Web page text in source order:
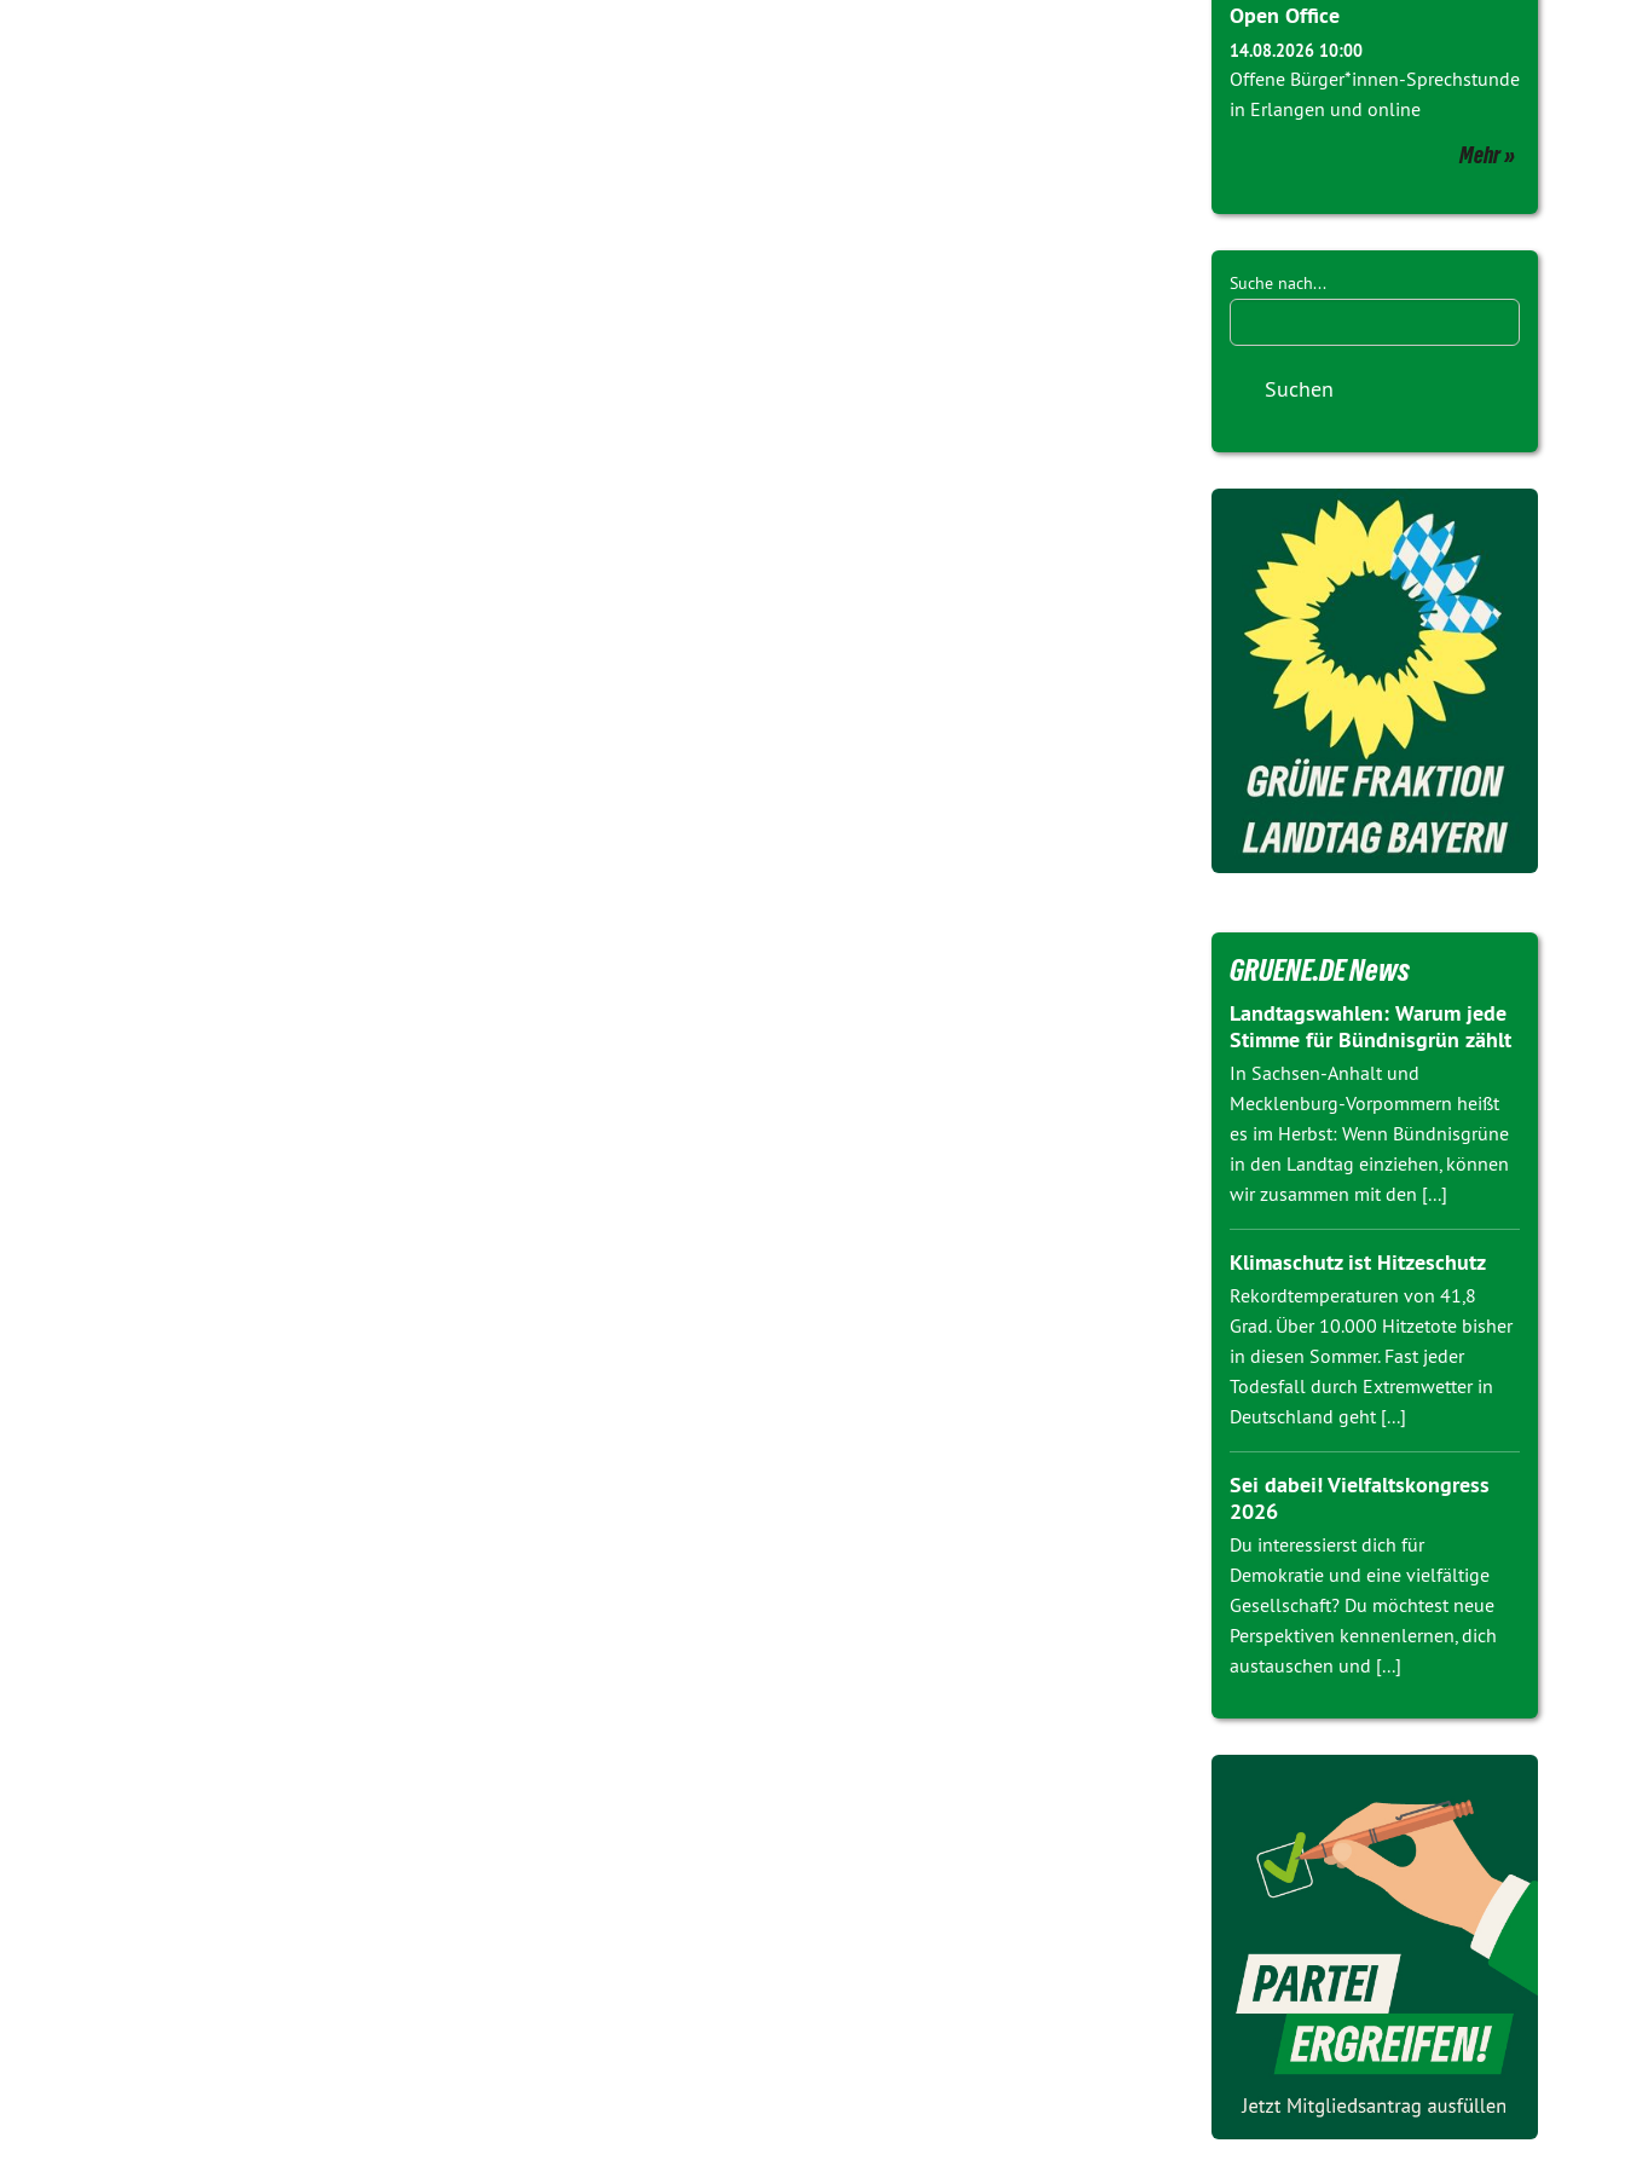
Open Office
14.08.2026 10:00
Offene Bürger*innen-Sprechstunde
in Erlangen und online
Mehr
Suche nach...
GRUENE.DE News
Landtagswahlen: Warum jede
Stimme für Bündnisgrün zählt
In Sachsen-Anhalt und
Mecklenburg-Vorpommern heißt
es im Herbst: Wenn Bündnisgrüne
in den Landtag einziehen, können
wir zusammen mit den [...]
Klimaschutz ist Hitzeschutz
Rekordtemperaturen von 41,8
Grad. Über 10.000 Hitzetote bisher
in diesen Sommer. Fast jeder
Todesfall durch Extremwetter in
Deutschland geht [...]
Sei dabei! Vielfaltskongress
2026
Du interessierst dich für
Demokratie und eine vielfältige
Gesellschaft? Du möchtest neue
Perspektiven kennenlernen, dich
austauschen und [...]